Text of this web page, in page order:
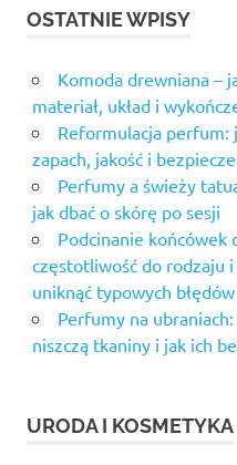
OSTATNIE WPISY
Komoda drewniana –
materiał, układ i
Reformulacja perfum:
zapach, jakość i
Perfumy a świeży
jak dbać o skórę po sesji
Podcinanie końcówek
częstotliwość do rodzaju
uniknąć typowych
Perfumy na
niszczą tkaniny i jak ich
URODA I KOSMETYKA